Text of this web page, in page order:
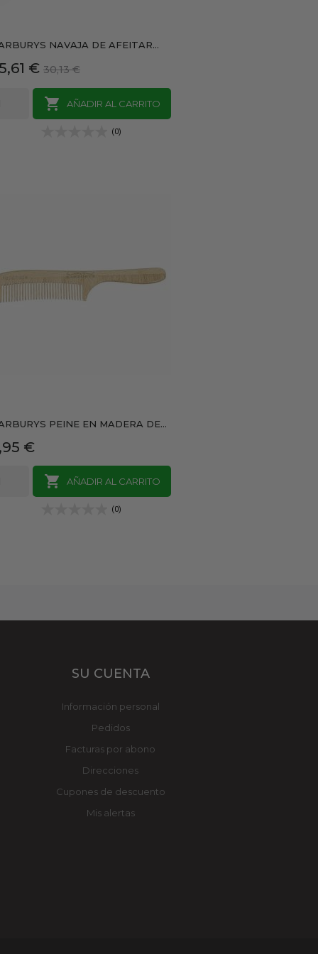
NAVAJA DE AFEITAR...
€ Precio
base
30,13 €
 AÑADIR AL CARRITO
(0)
PEINE EN MADERA DE...
€

AÑADIR AL CARRITO
(0)
SU CUENTA
Información personal
Pedidos
Facturas por abono
Direcciones
Cupones de descuento
Mis alertas